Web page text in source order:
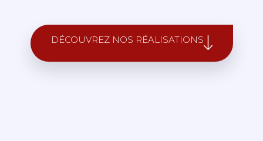
DÉCOUVREZ NOS RÉALISATIONS